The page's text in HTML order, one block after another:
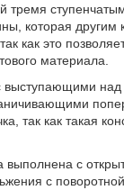
тремя
которая
как это
материала.
так как такая
с
с